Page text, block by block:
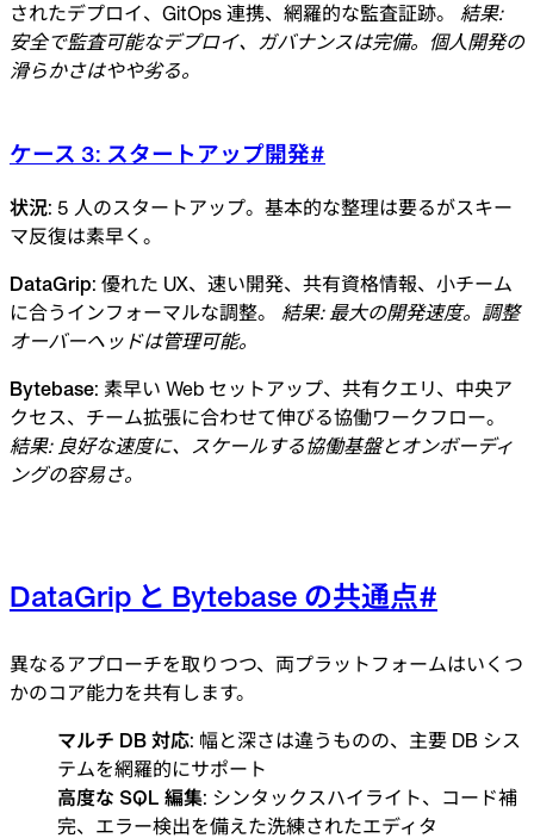
されたデプロイ、GitOps 連携、網羅的な監査証跡。 結果:
安全で監査可能なデプロイ、ガバナンスは完備。個人開発の
滑らかさはやや劣る。
ケース 3: スタートアップ開発#
状況: 5 人のスタートアップ。基本的な整理は要るがスキー
マ反復は素早く。
DataGrip: 優れた UX、速い開発、共有資格情報、小チーム
に合うインフォーマルな調整。 結果: 最大の開発速度。調整
オーバーヘッドは管理可能。
Bytebase: 素早い Web セットアップ、共有クエリ、中央ア
クセス、チーム拡張に合わせて伸びる協働ワークフロー。
結果: 良好な速度に、スケールする協働基盤とオンボーディ
ングの容易さ。
DataGrip と Bytebase の共通点#
異なるアプローチを取りつつ、両プラットフォームはいくつ
かのコア能力を共有します。
マルチ DB 対応: 幅と深さは違うものの、主要 DB シス
テムを網羅的にサポート
高度な SQL 編集: シンタックスハイライト、コード補
完、エラー検出を備えた洗練されたエディタ